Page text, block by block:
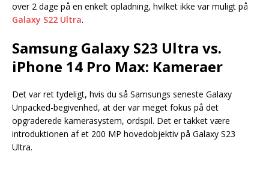
over 2 dage på en enkelt opladning, hvilket ikke var muligt på
Galaxy S22 Ultra.
Samsung Galaxy S23 Ultra vs.
iPhone 14 Pro Max: Kameraer
Det var ret tydeligt, hvis du så Samsungs seneste Galaxy
Unpacked-begivenhed, at der var meget fokus på det
opgraderede kamerasystem, ordspil. Det er takket være
introduktionen af et 200 MP hovedobjektiv på Galaxy S23
Ultra.